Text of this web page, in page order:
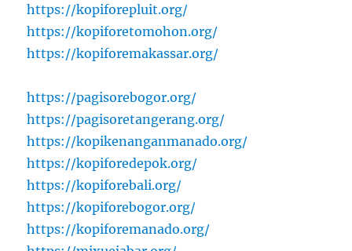
https://kopiforepluit.org/
https://kopiforetomohon.org/
https://kopiforemakassar.org/
https://pagisorebogor.org/
https://pagisoretangerang.org/
https://kopikenanganmanado.org/
https://kopiforedepok.org/
https://kopiforebali.org/
https://kopiforebogor.org/
https://kopiforemanado.org/